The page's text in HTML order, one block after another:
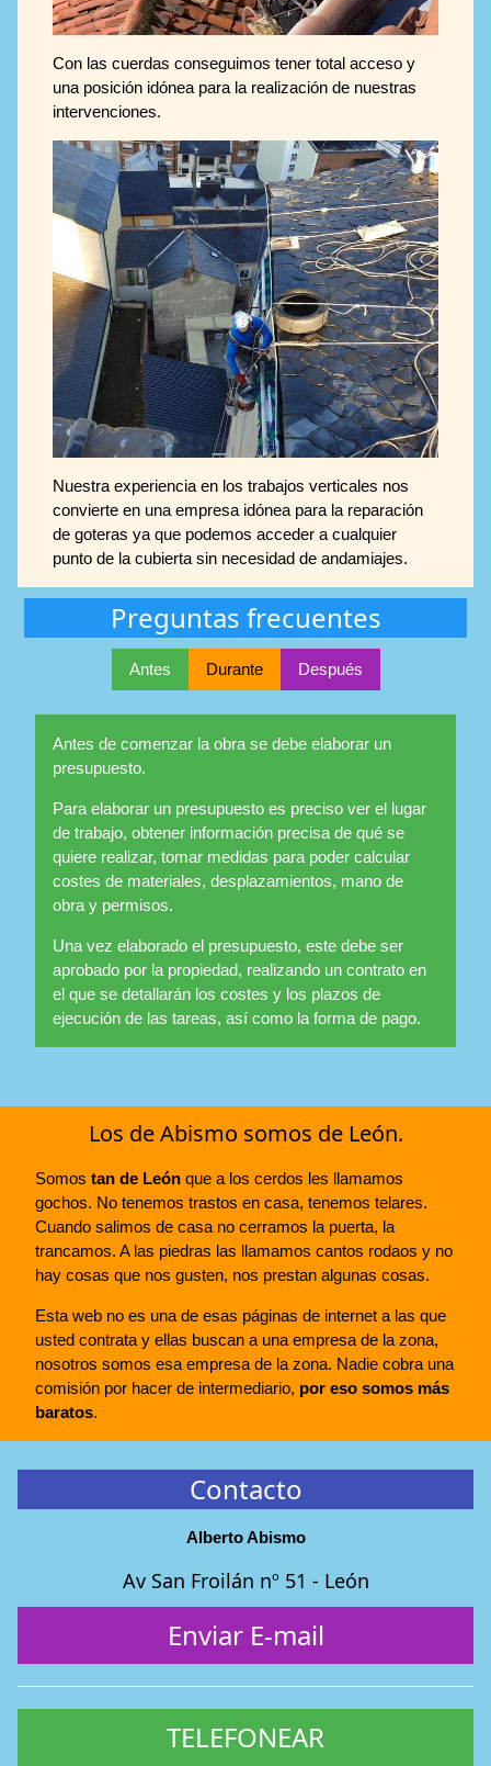
Con las cuerdas conseguimos tener total acceso y
una posición idónea para la realización de nuestras
intervenciones.
Nuestra experiencia en los trabajos verticales nos
convierte en una empresa idónea para la reparación
de goteras ya que podemos acceder a cualquier
punto de la cubierta sin necesidad de andamiajes.
Preguntas frecuentes
Antes Durante Después
Antes de comenzar la obra se debe elaborar un
presupuesto.
Para elaborar un presupuesto es preciso ver el lugar
de trabajo, obtener información precisa de qué se
quiere realizar, tomar medidas para poder calcular
costes de materiales, desplazamientos, mano de
obra y permisos.
Una vez elaborado el presupuesto, este debe ser
aprobado por la propiedad, realizando un contrato en
el que se detallarán los costes y los plazos de
ejecución de las tareas, así como la forma de pago.
Los de Abismo somos de León.
Somos tan de León que a los cerdos les llamamos
gochos. No tenemos trastos en casa, tenemos telares.
Cuando salimos de casa no cerramos la puerta, la
trancamos. A las piedras las llamamos cantos rodaos y no
hay cosas que nos gusten, nos prestan algunas cosas.
Esta web no es una de esas páginas de internet a las que
usted contrata y ellas buscan a una empresa de la zona,
nosotros somos esa empresa de la zona. Nadie cobra una
comisión por hacer de intermediario, por eso somos más
baratos.
Contacto
Alberto Abismo
Av San Froilán nº 51 - León
Enviar E-mail
TELEFONEAR